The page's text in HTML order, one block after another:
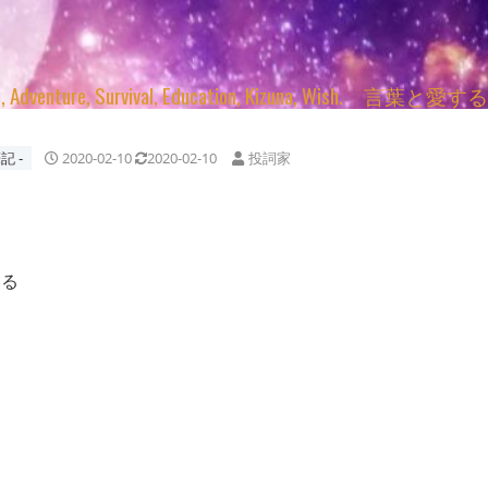
Survival, Education, Kizuna, Wish. 言葉と
‐ 2020-02-10 2020-02-10 投詞家